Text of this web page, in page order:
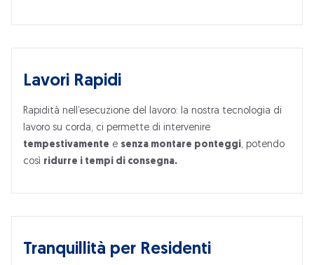
Lavori Rapidi
Rapidità nell’esecuzione del lavoro: la nostra tecnologia di
lavoro su corda, ci permette di intervenire
tempestivamente e senza montare ponteggi, potendo
così ridurre i tempi di consegna.
Tranquillità per Residenti